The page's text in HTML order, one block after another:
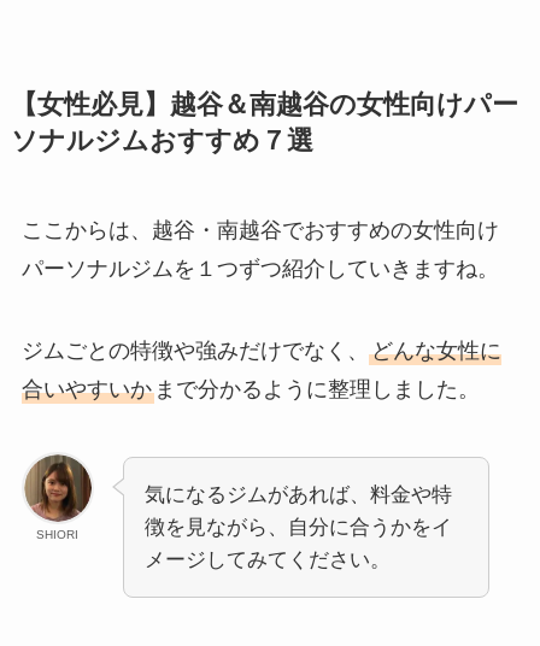
【女性必見】越谷＆南越谷の女性向けパー
ソナルジムおすすめ７選
ここからは、越谷・南越谷でおすすめの女性向け
パーソナルジムを１つずつ紹介していきますね。
ジムごとの特徴や強みだけでなく、 どんな女性に
合いやすいかまで分かるように整理しました。
SHIORI
気になるジムがあれば、料金や特
徴を見ながら、自分に合うかをイ
メージしてみてください。